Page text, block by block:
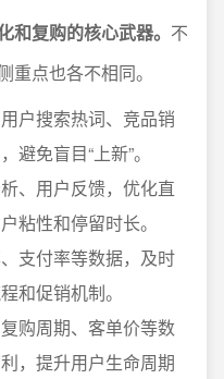
复购的核心武器。 不
重点也各不相同。
户搜索热词、竞品销
免盲目“上新”。
、用户反馈，优化直
粘性和停留时长。
支付率等数据，及时
和促销机制。
购周期、客单价等数
，提升用户生命周期